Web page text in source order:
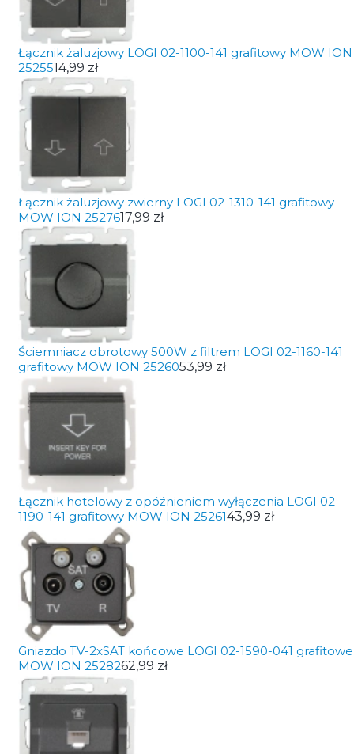
Łącznik żaluzjowy LOGI 02-1100-141 grafitowy MOW ION
2525514,99 zł
Łącznik żaluzjowy zwierny LOGI 02-1310-141 grafitowy
MOW ION 2527617,99 zł
Ściemniacz obrotowy 500W z filtrem LOGI 02-1160-141
grafitowy MOW ION 2526053,99 zł
Łącznik hotelowy z opóźnieniem wyłączenia LOGI 02-
1190-141 grafitowy MOW ION 2526143,99 zł
Gniazdo TV-2xSAT końcowe LOGI 02-1590-041 grafitowe
MOW ION 2528262,99 zł